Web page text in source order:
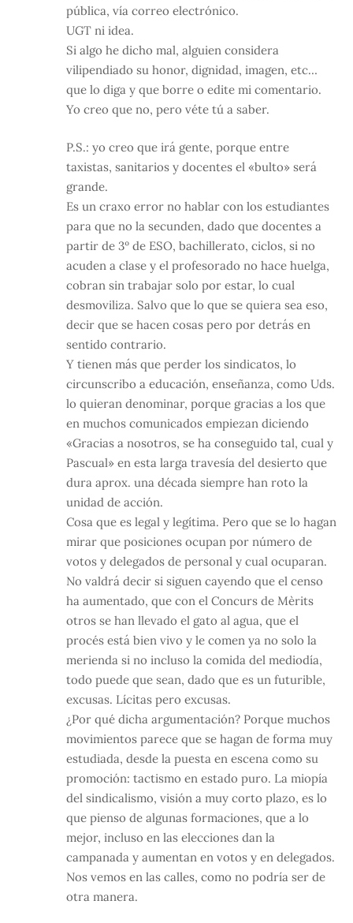
pública, vía correo electrónico.
UGT ni idea.
Si algo he dicho mal, alguien considera
vilipendiado su honor, dignidad, imagen, etc…
que lo diga y que borre o edite mi comentario.
Yo creo que no, pero véte tú a saber.
P.S.: yo creo que irá gente, porque entre
taxistas, sanitarios y docentes el «bulto» será
grande.
Es un craxo error no hablar con los estudiantes
para que no la secunden, dado que docentes a
partir de 3º de ESO, bachillerato, ciclos, si no
acuden a clase y el profesorado no hace huelga,
cobran sin trabajar solo por estar, lo cual
desmoviliza. Salvo que lo que se quiera sea eso,
decir que se hacen cosas pero por detrás en
sentido contrario.
Y tienen más que perder los sindicatos, lo
circunscribo a educación, enseñanza, como Uds.
lo quieran denominar, porque gracias a los que
en muchos comunicados empiezan diciendo
«Gracias a nosotros, se ha conseguido tal, cual y
Pascual» en esta larga travesía del desierto que
dura aprox. una década siempre han roto la
unidad de acción.
Cosa que es legal y legítima. Pero que se lo hagan
mirar que posiciones ocupan por número de
votos y delegados de personal y cual ocuparan.
No valdrá decir si siguen cayendo que el censo
ha aumentado, que con el Concurs de Mèrits
otros se han llevado el gato al agua, que el
procés está bien vivo y le comen ya no solo la
merienda si no incluso la comida del mediodía,
todo puede que sean, dado que es un futurible,
excusas. Lícitas pero excusas.
¿Por qué dicha argumentación? Porque muchos
movimientos parece que se hagan de forma muy
estudiada, desde la puesta en escena como su
promoción: tactismo en estado puro. La miopía
del sindicalismo, visión a muy corto plazo, es lo
que pienso de algunas formaciones, que a lo
mejor, incluso en las elecciones dan la
campanada y aumentan en votos y en delegados.
Nos vemos en las calles, como no podría ser de
otra manera.